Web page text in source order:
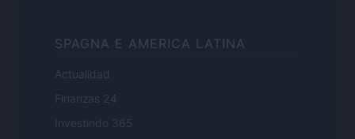
SPAGNA E AMERICA LATINA
Actualidad
Finanzas 24
Investindo 365